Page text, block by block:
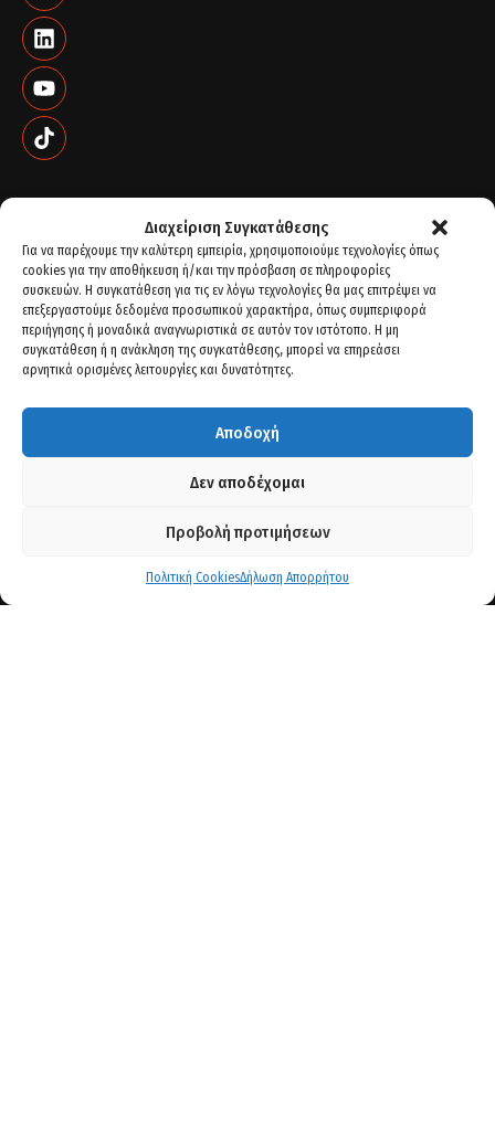
Διαχείριση Συγκατάθεσης
Για να παρέχουμε την καλύτερη εμπειρία, χρησιμοποιούμε τεχνολογίες όπως
cookies για την αποθήκευση ή/και την πρόσβαση σε πληροφορίες
συσκευών. Η συγκατάθεση για τις εν λόγω τεχνολογίες θα μας επιτρέψει να
επεξεργαστούμε δεδομένα προσωπικού χαρακτήρα, όπως συμπεριφορά
περιήγησης ή μοναδικά αναγνωριστικά σε αυτόν τον ιστότοπο. Η μη
συγκατάθεση ή η ανάκληση της συγκατάθεσης, μπορεί να επηρεάσει
αρνητικά ορισμένες λειτουργίες και δυνατότητες.
Αποδοχή
Δεν αποδέχομαι
Προβολή προτιμήσεων
Πολιτική CookiesΔήλωση Απορρήτου
Αγίου Πέτρου 21- Κληροτεμάχιο 77, 56429. Θεσ/νίκη